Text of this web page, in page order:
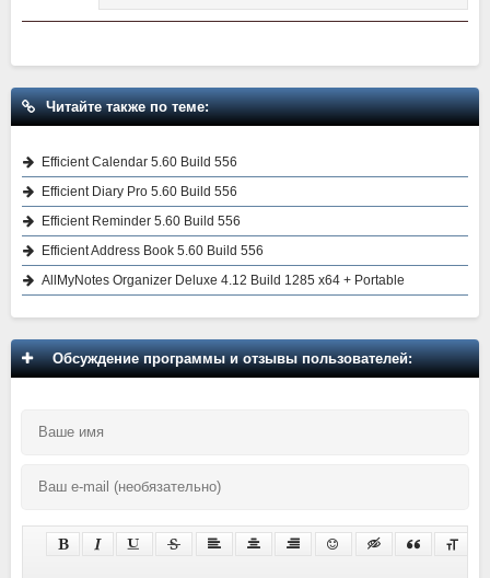
Читайте также по теме:
Efficient Calendar 5.60 Build 556
Efficient Diary Pro 5.60 Build 556
Efficient Reminder 5.60 Build 556
Efficient Address Book 5.60 Build 556
AllMyNotes Organizer Deluxe 4.12 Build 1285 x64 + Portable
Обсуждение программы и отзывы пользователей: